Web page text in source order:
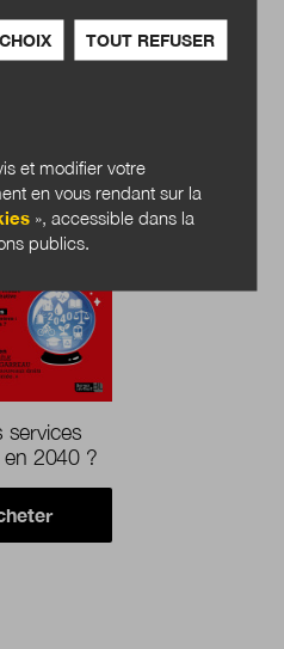
services
en 2040 ?
TOUT REFUSER
et modifier votre
en vous rendant sur la
», accessible dans la
publics.